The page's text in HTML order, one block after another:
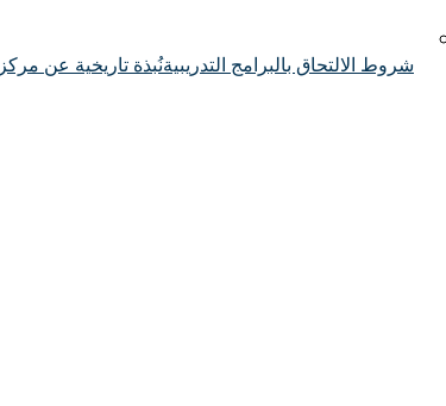
شروط الالتحاق بالبرامج التدريبيةنُبذة تاريخية عن مركز